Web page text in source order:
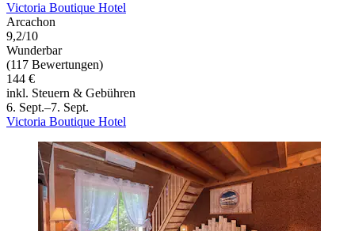
Victoria Boutique Hotel
Arcachon
9,2/10
Wunderbar
(117 Bewertungen)
144 €
inkl. Steuern & Gebühren
6. Sept.–7. Sept.
Victoria Boutique Hotel